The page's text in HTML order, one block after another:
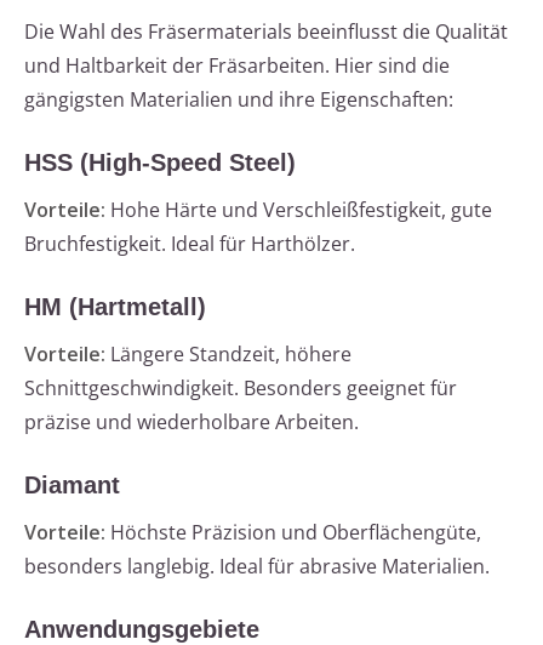
Die Wahl des Fräsermaterials beeinflusst die Qualität
und Haltbarkeit der Fräsarbeiten. Hier sind die
gängigsten Materialien und ihre Eigenschaften:
HSS (High-Speed Steel)
Vorteile: Hohe Härte und Verschleißfestigkeit, gute
Bruchfestigkeit. Ideal für Harthölzer.
HM (Hartmetall)
Vorteile: Längere Standzeit, höhere
Schnittgeschwindigkeit. Besonders geeignet für
präzise und wiederholbare Arbeiten.
Diamant
Vorteile: Höchste Präzision und Oberflächengüte,
besonders langlebig. Ideal für abrasive Materialien.
Anwendungsgebiete